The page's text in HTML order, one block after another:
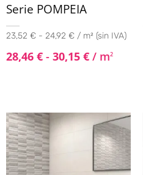
Serie POMPEIA
23,52 € - 24,92 € / m² (sin IVA)
28,46 € - 30,15 € / m2